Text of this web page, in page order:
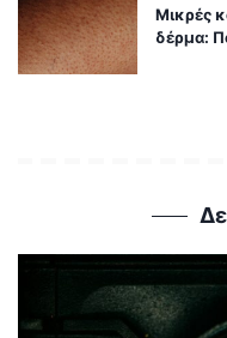
Μικρές
δέρμα: